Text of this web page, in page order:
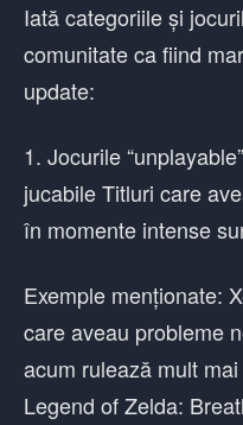
Iată categoriile și
comunitate ca fiind
update:
1. Jocurile
jucabile Titluri care
în momente intense
Exemple menționate:
care aveau probleme
acum rulează mult
Legend of Zelda: